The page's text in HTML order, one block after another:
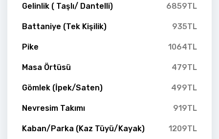
Gelinlik ( Taşlı/ Dantelli) 6859TL
Battaniye (Tek Kişilik) 935TL
Pike 1064TL
Masa Örtüsü 479TL
Gömlek (İpek/Saten) 499TL
Nevresim Takımı 919TL
Kaban/Parka (Kaz Tüyü/Kayak) 1209TL